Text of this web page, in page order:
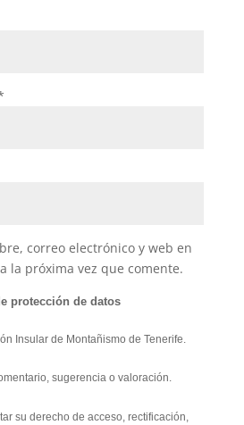
correo electrónico y web en
la próxima vez que comente.
protección de datos
Insular de Montañismo de Tenerife.
sugerencia o valoración.
su derecho de acceso, rectificación,